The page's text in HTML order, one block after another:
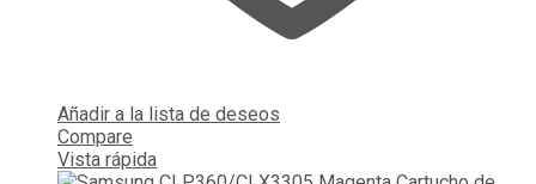
Añadir a la lista de deseos
Compare
Vista rápida